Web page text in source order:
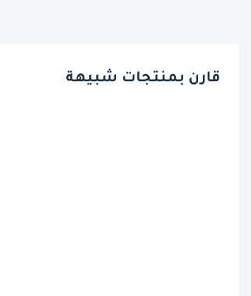
قارن بمنتجات شبيهة